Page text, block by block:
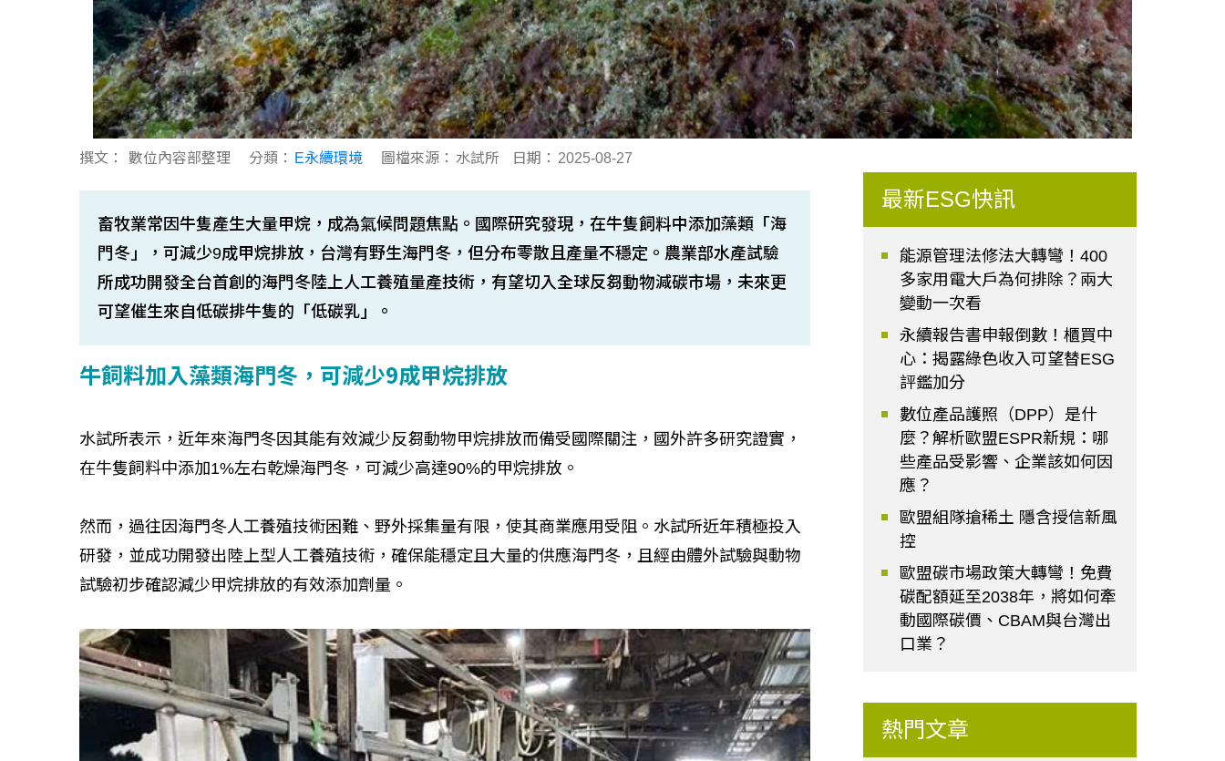
撰文： 數位內容部整理 分類： E永續環境 圖檔來源： 水試所 日期： 2025-08-27
畜牧業常因牛隻產生大量甲烷，成為氣候問題焦點。國際研究發現，在牛隻飼料中添加藻類「海
門冬」，可減少9成甲烷排放，台灣有野生海門冬，但分布零散且產量不穩定。農業部水產試驗
所成功開發全台首創的海門冬陸上人工養殖量產技術，有望切入全球反芻動物減碳市場，未來更
可望催生來自低碳排牛隻的「低碳乳」。
牛飼料加入藻類海門冬，可減少9成甲烷排放
水試所表示，近年來海門冬因其能有效減少反芻動物甲烷排放而備受國際關注，國外許多研究證實，
在牛隻飼料中添加1%左右乾燥海門冬，可減少高達90%的甲烷排放。
然而，過往因海門冬人工養殖技術困難、野外採集量有限，使其商業應用受阻。水試所近年積極投入
研發，並成功開發出陸上型人工養殖技術，確保能穩定且大量的供應海門冬，且經由體外試驗與動物
試驗初步確認減少甲烷排放的有效添加劑量。
最新ESG快訊
能源管理法修法大轉彎！400
多家用電大戶為何排除？兩大
變動一次看
永續報告書申報倒數！櫃買中
心：揭露綠色收入可望替ESG
評鑑加分
數位產品護照（DPP）是什
麼？解析歐盟ESPR新規：哪
些產品受影響、企業該如何因
應？
歐盟組隊搶稀土 隱含授信新風
控
歐盟碳市場政策大轉彎！免費
碳配額延至2038年，將如何牽
動國際碳價、CBAM與台灣出
口業？
熱門文章